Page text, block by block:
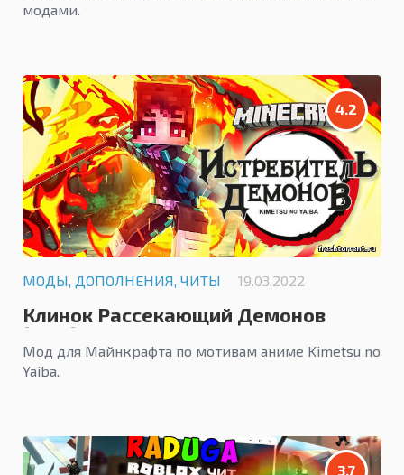
модами.
4.2
МОДЫ, ДОПОЛНЕНИЯ, ЧИТЫ 19.03.2022
Клинок Рассекающий Демонов
[mod]
Мод для Майнкрафта по мотивам аниме Kimetsu no
Yaiba.
3.7